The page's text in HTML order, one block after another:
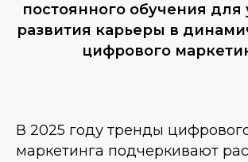
постоянного обучения
развития карьеры в
цифрового
В 2025 году тренды
маркетинга подчеркивают